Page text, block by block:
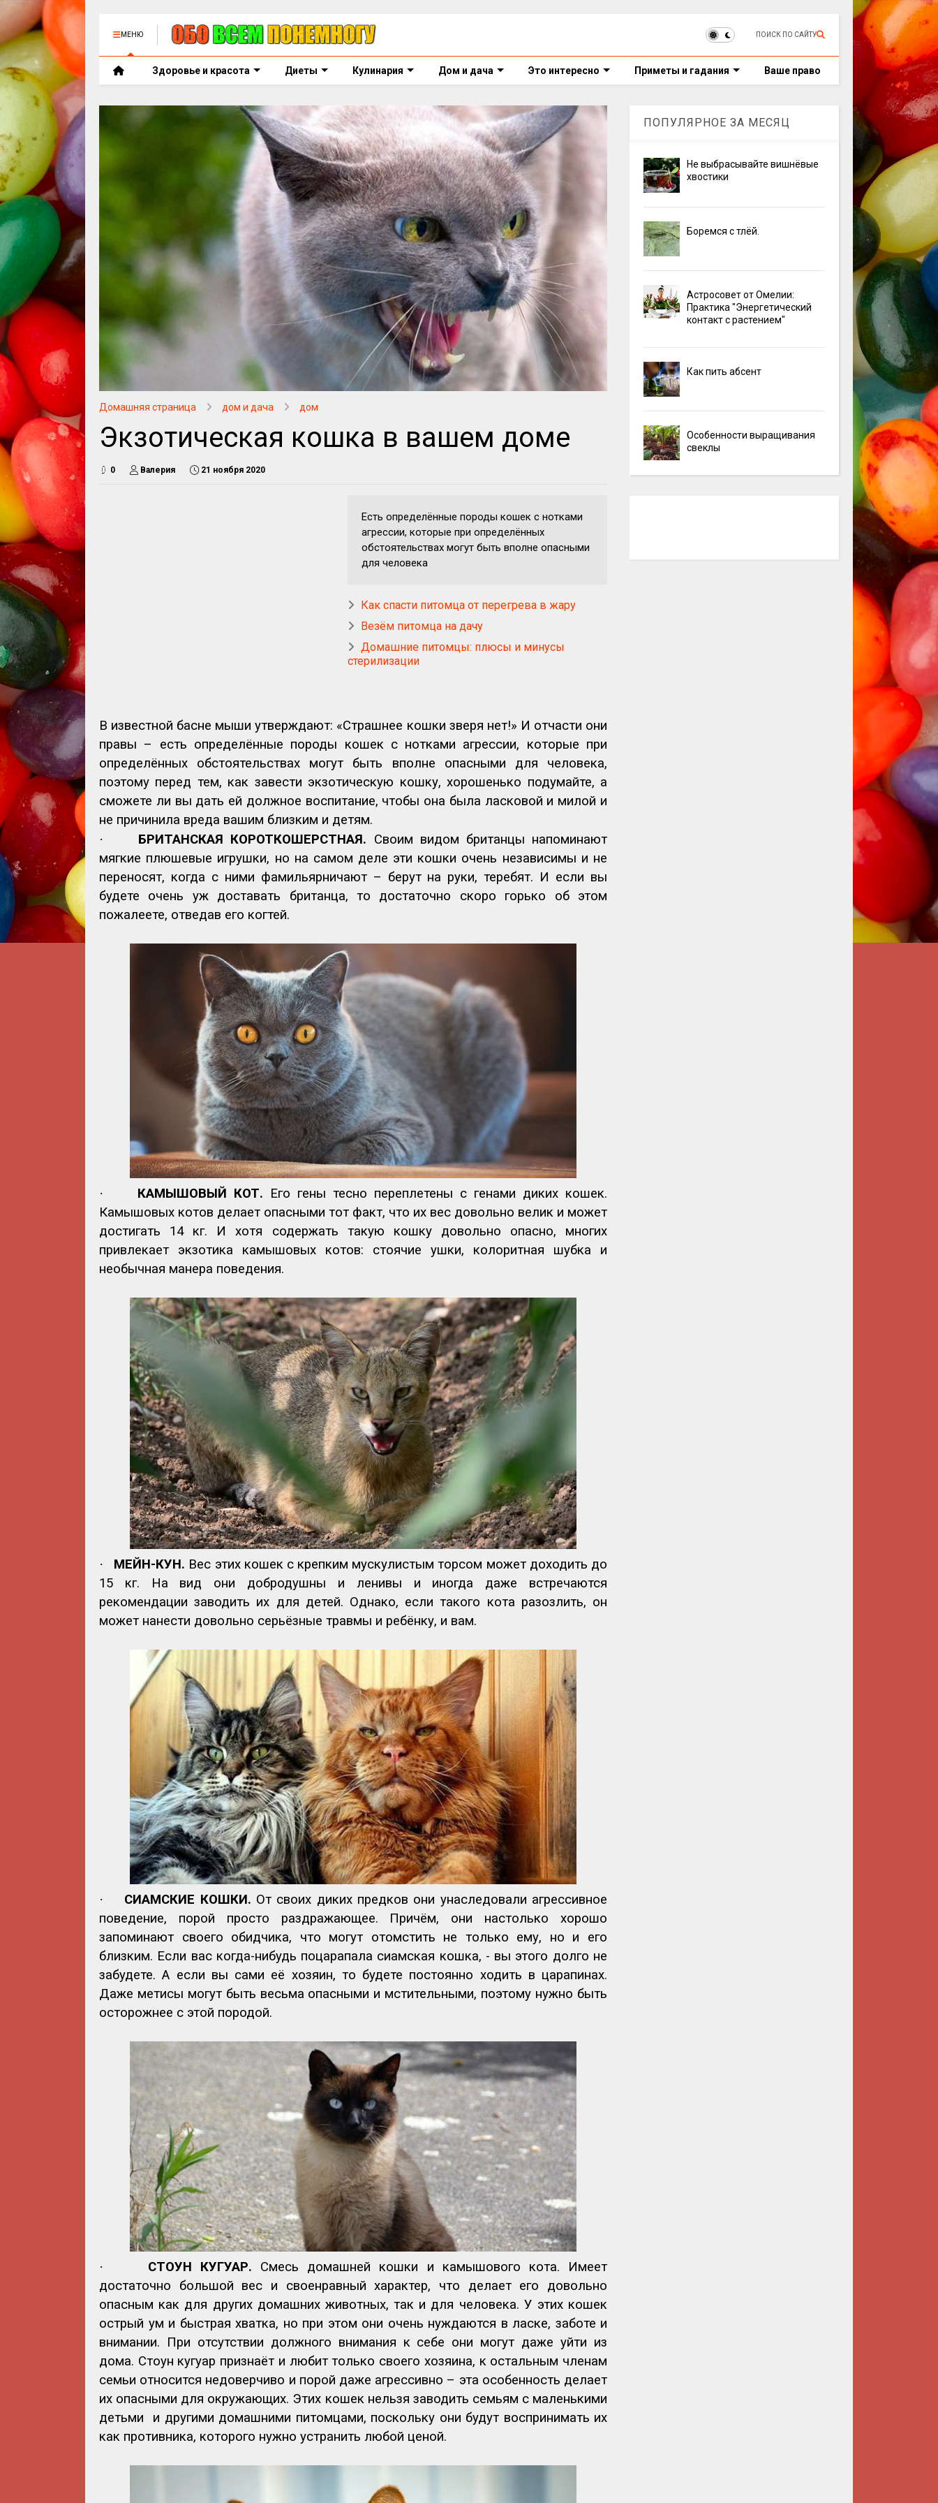
МЕНЮ ПОИСК ПО САЙТУ
Здоровье и красота Диеты Кулинария Дом и дача Это интересно Приметы и гадания Ваше право
Домашняя страница дом и дача дом
Экзотическая кошка в вашем доме
0 Валерия 21 ноября 2020
Есть определённые породы кошек с нотками
агрессии, которые при определённых
обстоятельствах могут быть вполне опасными
для человека
Как спасти питомца от перегрева в жару
Везём питомца на дачу
Домашние питомцы: плюсы и минусы
стерилизации
В известной басне мыши утверждают: «Страшнее кошки зверя нет!» И отчасти они
правы – есть определённые породы кошек с нотками агрессии, которые при
определённых обстоятельствах могут быть вполне опасными для человека,
поэтому перед тем, как завести экзотическую кошку, хорошенько подумайте, а
сможете ли вы дать ей должное воспитание, чтобы она была ласковой и милой и
не причинила вреда вашим близким и детям.
· БРИТАНСКАЯ КОРОТКОШЕРСТНАЯ. Своим видом британцы напоминают
мягкие плюшевые игрушки, но на самом деле эти кошки очень независимы и не
переносят, когда с ними фамильярничают – берут на руки, теребят. И если вы
будете очень уж доставать британца, то достаточно скоро горько об этом
пожалеете, отведав его когтей.
· КАМЫШОВЫЙ КОТ. Его гены тесно переплетены с генами диких кошек.
Камышовых котов делает опасными тот факт, что их вес довольно велик и может
достигать 14 кг. И хотя содержать такую кошку довольно опасно, многих
привлекает экзотика камышовых котов: стоячие ушки, колоритная шубка и
необычная манера поведения.
· МЕЙН-КУН. Вес этих кошек с крепким мускулистым торсом может доходить до
15 кг. На вид они добродушны и ленивы и иногда даже встречаются
рекомендации заводить их для детей. Однако, если такого кота разозлить, он
может нанести довольно серьёзные травмы и ребёнку, и вам.
· СИАМСКИЕ КОШКИ. От своих диких предков они унаследовали агрессивное
поведение, порой просто раздражающее. Причём, они настолько хорошо
запоминают своего обидчика, что могут отомстить не только ему, но и его
близким. Если вас когда-нибудь поцарапала сиамская кошка, - вы этого долго не
забудете. А если вы сами её хозяин, то будете постоянно ходить в царапинах.
Даже метисы могут быть весьма опасными и мстительными, поэтому нужно быть
осторожнее с этой породой.
· СТОУН КУГУАР. Смесь домашней кошки и камышового кота. Имеет
достаточно большой вес и своенравный характер, что делает его довольно
опасным как для других домашних животных, так и для человека. У этих кошек
острый ум и быстрая хватка, но при этом они очень нуждаются в ласке, заботе и
внимании. При отсутствии должного внимания к себе они могут даже уйти из
дома. Стоун кугуар признаёт и любит только своего хозяина, к остальным членам
семьи относится недоверчиво и порой даже агрессивно – эта особенность делает
их опасными для окружающих. Этих кошек нельзя заводить семьям с маленькими
детьми и другими домашними питомцами, поскольку они будут воспринимать их
как противника, которого нужно устранить любой ценой.
ПОПУЛЯРНОЕ ЗА МЕСЯЦ
Не выбрасывайте вишнёвые
хвостики
Боремся с тлёй.
Астросовет от Омелии:
Практика "Энергетический
контакт с растением"
Как пить абсент
Особенности выращивания
свеклы